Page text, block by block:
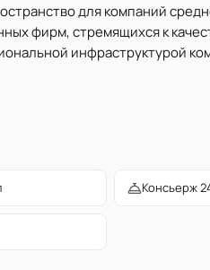
для компаний
фирм, стремящихся к
инфраструктурой
Консьерж